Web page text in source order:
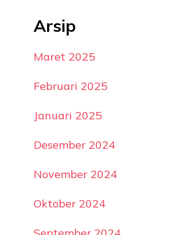
Arsip
Maret 2025
Februari 2025
Januari 2025
Desember 2024
November 2024
Oktober 2024